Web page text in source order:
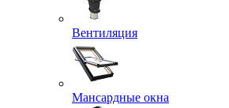
Вентиляция
Мансардные окна